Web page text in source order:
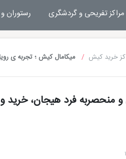
مراکز تفریحی و گردشگری رستوران
خرید کیش میکامال کیش ؛ تجربه ی
منحصربه فرد هیجان، خرید و